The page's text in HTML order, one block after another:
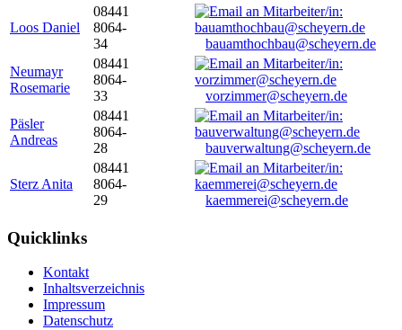
Loos Daniel
08441
8064-
34
bauamthochbau@scheyern.de
Neumayr
Rosemarie
08441
8064-
33
vorzimmer@scheyern.de
Päsler
Andreas
08441
8064-
28
bauverwaltung@scheyern.de
Sterz Anita
08441
8064-
29
kaemmerei@scheyern.de
Quicklinks
Kontakt
Inhaltsverzeichnis
Impressum
Datenschutz